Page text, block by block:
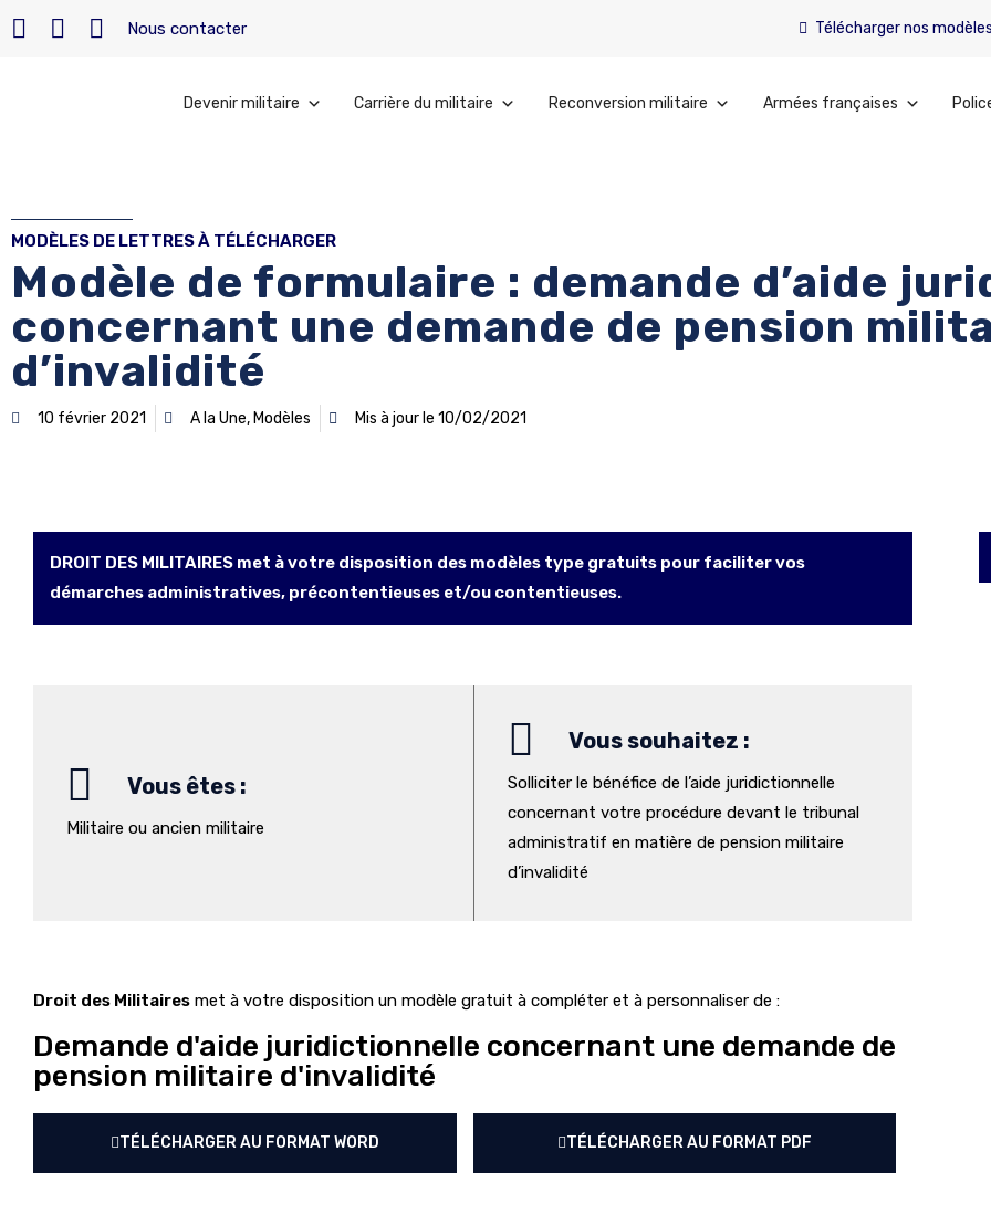
Nous contacter Télécharger nos modèles
Devenir militaire Carrière du militaire Reconversion militaire Armées françaises
MODÈLES DE LETTRES À TÉLÉCHARGER
Modèle de formulaire : demande d’aide
concernant une demande de pension
d’invalidité
10 février 2021 A la Une, Modèles Mis à jour le 10/02/2021
DROIT DES MILITAIRES met à votre disposition des modèles type gratuits pour faciliter vos
démarches administratives, précontentieuses et/ou contentieuses.
Vous êtes :
Militaire ou ancien militaire
Vous souhaitez :
Solliciter le bénéfice de l’aide juridictionnelle
concernant votre procédure devant le tribunal
administratif en matière de pension militaire
d’invalidité
Droit des Militaires met à votre disposition un modèle gratuit à compléter et à personnaliser de :
Demande d'aide juridictionnelle concernant une demande de
pension militaire d'invalidité
TÉLÉCHARGER AU FORMAT WORD TÉLÉCHARGER AU FORMAT PDF